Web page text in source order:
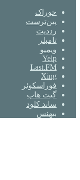
خوراک
‫پین‌ترست
‫رددیت
‫تامبلر
ویمیو
Yelp
Last.FM
Xing
فوراسکوئر
گیت ‌هاب
ساند کلود
بیهنس